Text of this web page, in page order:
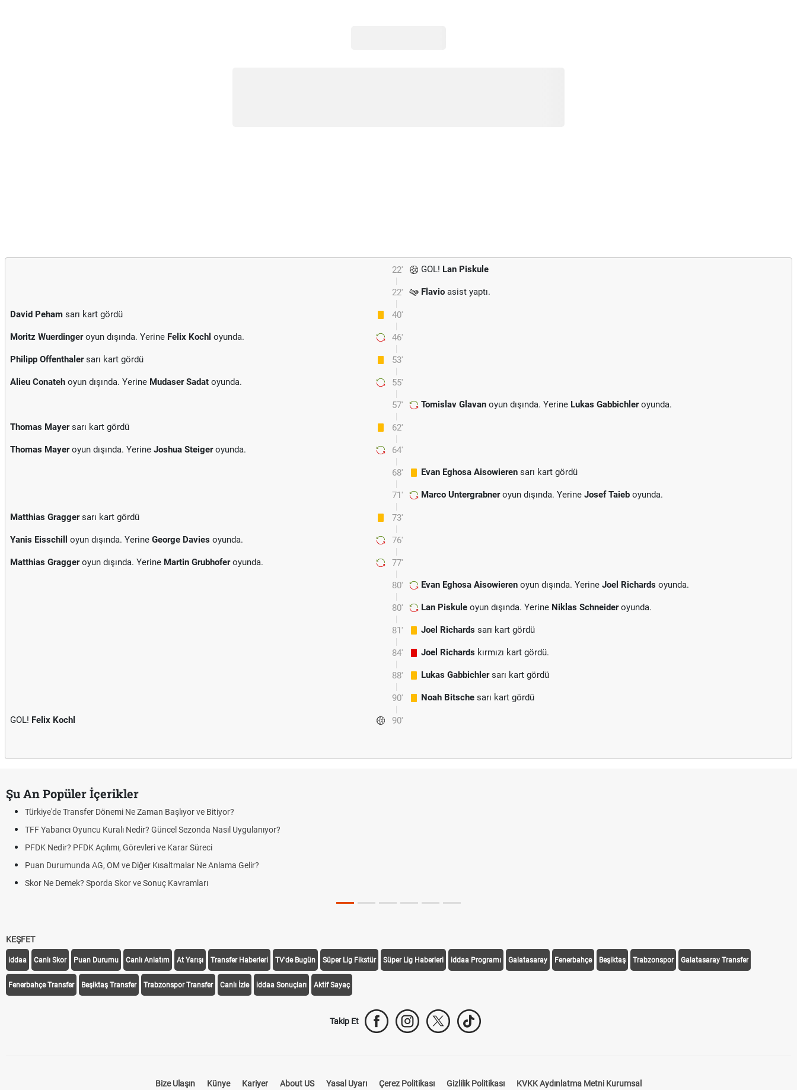
22' GOL! Lan Piskule
22' Flavio asist yaptı.
40'
David Peham sarı kart gördü
46'
Moritz Wuerdingeroyun dışında. Yerine Felix Kochl oyunda.
53'
Philipp Offenthalersarı kart gördü
55'
Alieu Conateh oyun dışında. Yerine Mudaser Sadat oyunda.
57' Tomislav Glavan oyun dışında. Yerine Lukas Gabbichleroyunda.
62'
Thomas Mayersarı kart gördü
64'
Thomas Mayeroyun dışında. Yerine Joshua Steigeroyunda.
68' Evan Eghosa Aisowieren sarı kart gördü
71' Marco Untergrabneroyun dışında. Yerine Josef Taieb oyunda.
73'
Matthias Graggersarı kart gördü
76'
Yanis Eisschill oyun dışında. Yerine George Davies oyunda.
77'
Matthias Graggeroyun dışında. Yerine Martin Grubhoferoyunda.
80' Evan Eghosa Aisowieren oyun dışında. Yerine Joel Richards oyunda.
80' Lan Piskule oyun dışında. Yerine Niklas Schneideroyunda.
81' Joel Richards sarı kart gördü
84' Joel Richards kırmızı kart gördü.
88' Lukas Gabbichlersarı kart gördü
90' Noah Bitsche sarı kart gördü
90'
GOL! Felix Kochl
Şu An Popüler İçerikler
Türkiye'de Transfer Dönemi Ne Zaman Başlıyor ve Bitiyor?
TFF Yabancı Oyuncu Kuralı Nedir? Güncel Sezonda Nasıl Uygulanıyor?
PFDK Nedir? PFDK Açılımı, Görevleri ve Karar Süreci
Puan Durumunda AG, OM ve Diğer Kısaltmalar Ne Anlama Gelir?
Skor Ne Demek? Sporda Skor ve Sonuç Kavramları
KEŞFET
iddaa Canlı Skor Puan Durumu Canlı Anlatım At Yarışı Transfer Haberleri TV'de Bugün Süper Lig Fikstür Süper Lig Haberleri iddaa Programı Galatasaray Fenerbahçe Beşiktaş Trabzonspor Galatasaray Transfer
Fenerbahçe Transfer Beşiktaş Transfer Trabzonspor Transfer Canlı İzle iddaa Sonuçları Aktif Sayaç
Takip Et
Bize Ulaşın Künye Kariyer About US Yasal Uyarı Çerez Politikası Gizlilik Politikası KVKK Aydınlatma Metni Kurumsal